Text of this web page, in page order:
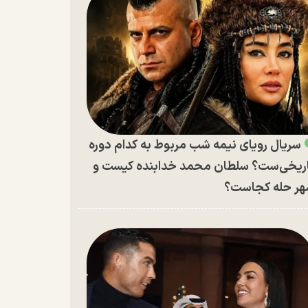
سریال رویای نیمه شب مربوط به کدام دوره
سلطان محمد خدابنده کیست و
حله کجاست؟